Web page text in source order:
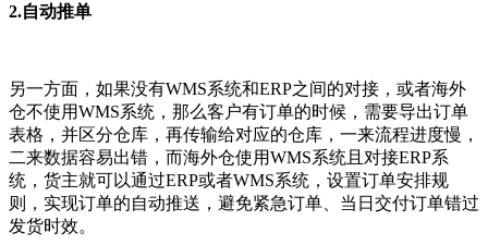
2.自动推单
另一方面，如果没有WMS系统和ERP之间的对接，或者海外
仓不使用WMS系统，那么客户有订单的时候，需要导出订单
表格，并区分仓库，再传输给对应的仓库，一来流程进度慢，
二来数据容易出错，而海外仓使用WMS系统且对接ERP系
统，货主就可以通过ERP或者WMS系统，设置订单安排规
则，实现订单的自动推送，避免紧急订单、当日交付订单错过
发货时效。